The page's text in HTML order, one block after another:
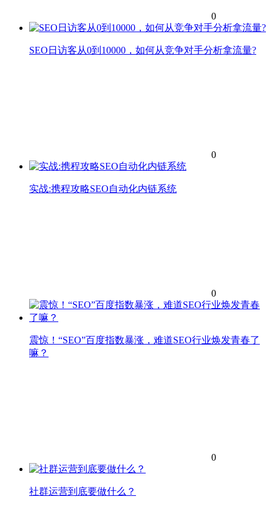
0
SEO日访客从0到10000，如何从竞争对手分析拿流量?
0
实战:携程攻略SEO自动化内链系统
0
震惊！“SEO”百度指数暴涨，难道SEO行业焕发青春了
嘛？
0
社群运营到底要做什么？